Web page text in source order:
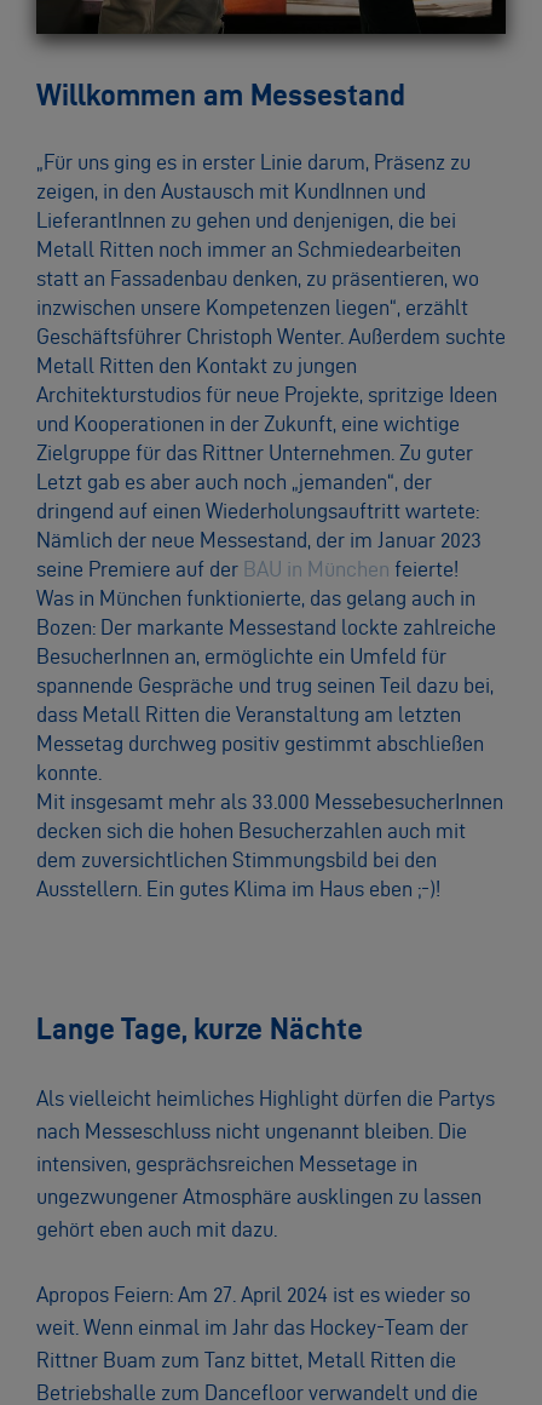
Willkommen am Messestand
„Für uns ging es in erster Linie darum, Präsenz zu
zeigen, in den Austausch mit KundInnen und
LieferantInnen zu gehen und denjenigen, die bei
Metall Ritten noch immer an Schmiedearbeiten
statt an Fassadenbau denken, zu präsentieren, wo
inzwischen unsere Kompetenzen liegen“, erzählt
Geschäftsführer Christoph Wenter. Außerdem suchte
Metall Ritten den Kontakt zu jungen
Architekturstudios für neue Projekte, spritzige Ideen
und Kooperationen in der Zukunft, eine wichtige
Zielgruppe für das Rittner Unternehmen. Zu guter
Letzt gab es aber auch noch „jemanden“, der
dringend auf einen Wiederholungsauftritt wartete:
Nämlich der neue Messestand, der im Januar 2023
seine Premiere auf der BAU in München feierte!
Was in München funktionierte, das gelang auch in
Bozen: Der markante Messestand lockte zahlreiche
BesucherInnen an, ermöglichte ein Umfeld für
spannende Gespräche und trug seinen Teil dazu bei,
dass Metall Ritten die Veranstaltung am letzten
Messetag durchweg positiv gestimmt abschließen
konnte.
Mit insgesamt mehr als 33.000 MessebesucherInnen
decken sich die hohen Besucherzahlen auch mit
dem zuversichtlichen Stimmungsbild bei den
Ausstellern. Ein gutes Klima im Haus eben ;-)!
Lange Tage, kurze Nächte
Als vielleicht heimliches Highlight dürfen die Partys
nach Messeschluss nicht ungenannt bleiben. Die
intensiven, gesprächsreichen Messetage in
ungezwungener Atmosphäre ausklingen zu lassen
gehört eben auch mit dazu.
Apropos Feiern: Am 27. April 2024 ist es wieder so
weit. Wenn einmal im Jahr das Hockey-Team der
Rittner Buam zum Tanz bittet, Metall Ritten die
Betriebshalle zum Dancefloor verwandelt und die